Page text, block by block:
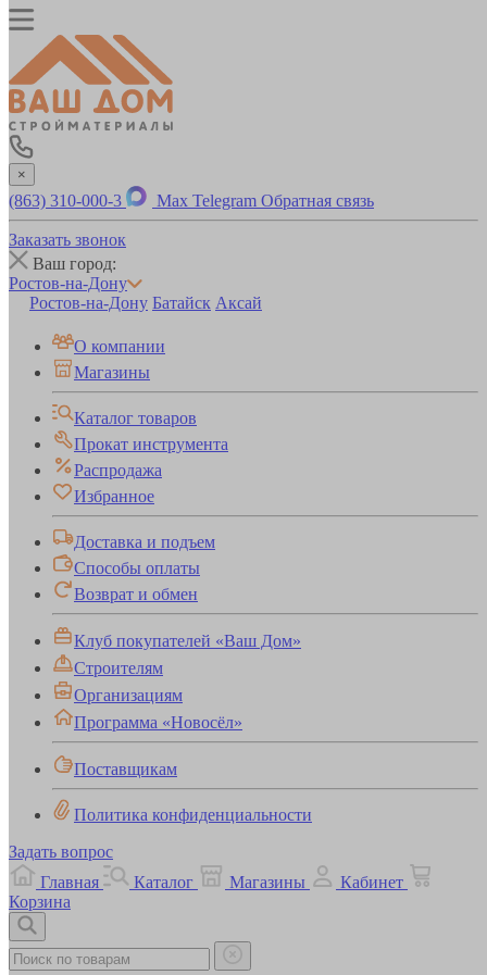
×
(863) 310-000-3 Max Telegram Обратная связь
Заказать звонок
Ваш город:
Ростов-на-Дону
Ростов-на-Дону Батайск Аксай
О компании
Магазины
Каталог товаров
Прокат инструмента
Распродажа
Избранное
Доставка и подъем
Способы оплаты
Возврат и обмен
Клуб покупателей «Ваш Дом»
Строителям
Организациям
Программа «Новосёл»
Поставщикам
Политика конфиденциальности
Задать вопрос
Главная
Каталог Магазины
Кабинет
Корзина